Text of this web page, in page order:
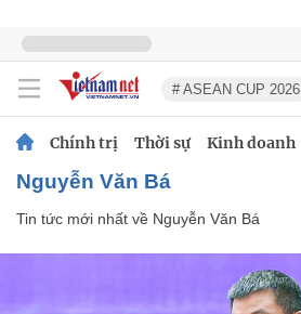
# ASEAN CUP 2026
Chính trị Thời sự Kinh doanh
Nguyễn Văn Bá
Tin tức mới nhất về Nguyễn Văn Bá